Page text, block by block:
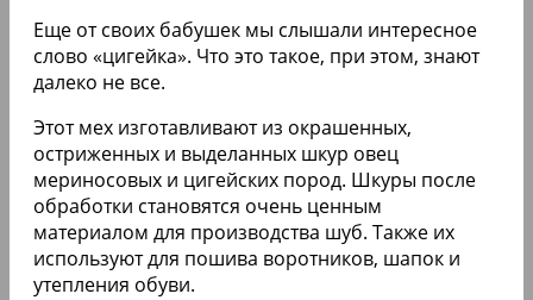
Еще от своих бабушек мы слышали интересное
слово «цигейка». Что это такое, при этом, знают
далеко не все.
Этот мех изготавливают из окрашенных,
остриженных и выделанных шкур овец
мериносовых и цигейских пород. Шкуры после
обработки становятся очень ценным
материалом для производства шуб. Также их
используют для пошива воротников, шапок и
утепления обуви.